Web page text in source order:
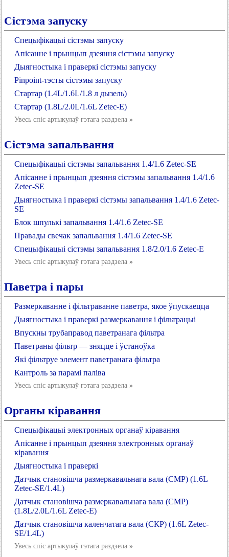
Сістэма запуску
Спецыфікацыі сістэмы запуску
Апісанне і прынцып дзеяння сістэмы запуску
Дыягностыка і праверкі сістэмы запуску
Pinpoint-тэсты сістэмы запуску
Стартар (1.4L/1.6L/1.8 л дызель)
Стартар (1.8L/2.0L/1.6L Zetec-E)
Увесь спіс артыкулаў гэтага раздзела »
Сістэма запальвання
Спецыфікацыі сістэмы запальвання 1.4/1.6 Zetec-SE
Апісанне і прынцып дзеяння сістэмы запальвання 1.4/1.6
Zetec-SE
Дыягностыка і праверкі сістэмы запальвання 1.4/1.6 Zetec-
SE
Блок шпулькі запальвання 1.4/1.6 Zetec-SE
Правады свечак запальвання 1.4/1.6 Zetec-SE
Спецыфікацыі сістэмы запальвання 1.8/2.0/1.6 Zetec-E
Увесь спіс артыкулаў гэтага раздзела »
Паветра і пары
Размеркаванне і фільтраванне паветра, якое ўпускаецца
Дыягностыка і праверкі размеркавання і фільтрацыі
Впускны трубаправод паветранага фільтра
Паветраны фільтр — зняцце і ўстаноўка
Які фільтруе элемент паветранага фільтра
Кантроль за парамі паліва
Увесь спіс артыкулаў гэтага раздзела »
Органы кіравання
Спецыфікацыі электронных органаў кіравання
Апісанне і прынцып дзеяння электронных органаў
кіравання
Дыягностыка і праверкі
Датчык становішча размеркавальнага вала (СМР) (1.6L
Zetec-SE/1.4L)
Датчык становішча размеркавальнага вала (СМР)
(1.8L/2.0L/1.6L Zetec-E)
Датчык становішча каленчатага вала (СКР) (1.6L Zetec-
SE/1.4L)
Увесь спіс артыкулаў гэтага раздзела »